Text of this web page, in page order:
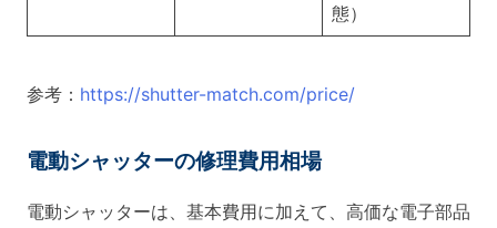
態）
参考： https://shutter-match.com/price/
電動シャッターの修理費用相場
電動シャッターは、基本費用に加えて、高価な電子部品